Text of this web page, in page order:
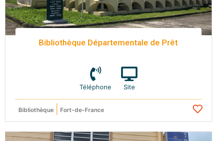
Bibliothèque Départementale de Prêt
Téléphone Site
Bibliothèque Fort-de-France